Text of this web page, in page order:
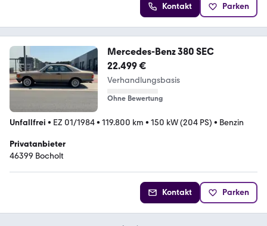
Kontakt Parken
Mercedes-Benz 380 SEC
22.499 €
Verhandlungsbasis
Ohne Bewertung
Unfallfrei • EZ 01/1984• 119.800 km • 150 kW (204 PS) • Benzin
Privatanbieter
46399 Bocholt
Kontakt Parken